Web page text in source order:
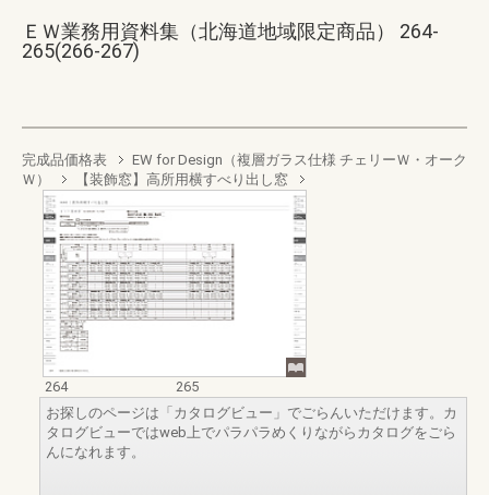
ＥＷ業務用資料集（北海道地域限定商品） 264-
265(266-267)
完成品価格表
EW for Design（複層ガラス仕様 チェリーＷ・オーク
Ｗ）
【装飾窓】高所用横すべり出し窓
264
265
お探しのページは「カタログビュー」でごらんいただけます。カ
タログビューではweb上でパラパラめくりながらカタログをごら
んになれます。